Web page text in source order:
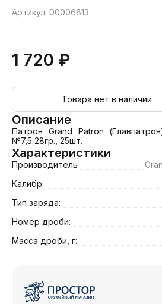
Артикул: 00006813
1 720 ₽
Товара нет в наличии
Описание
Патрон Grand Patron
№7,5 28гр., 25шт.
Характеристики
Производитель
Калибр:
Тип заряда:
Номер дроби:
Масса дроби, г: